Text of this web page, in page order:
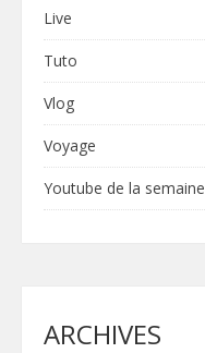
Live
Tuto
Vlog
Voyage
Youtube de la semaine
ARCHIVES